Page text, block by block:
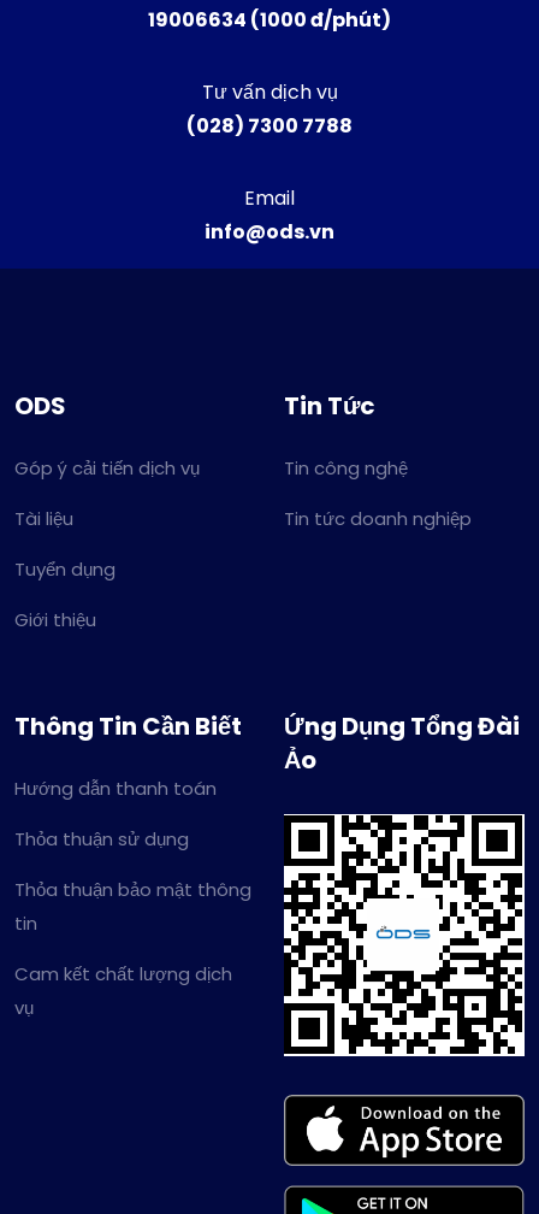
19006634 (1000 đ/phút)
Tư vấn dịch vụ
(028) 7300 7788
Email
info@ods.vn
ODS
Góp ý cải tiến dịch vụ
Tài liệu
Tuyển dụng
Giới thiệu
Tin Tức
Tin công nghệ
Tin tức doanh nghiệp
Thông Tin Cần Biết
Hướng dẫn thanh toán
Thỏa thuận sử dụng
Thỏa thuận bảo mật thông
tin
Cam kết chất lượng dịch
vụ
Ứng Dụng Tổng Đài
Ảo